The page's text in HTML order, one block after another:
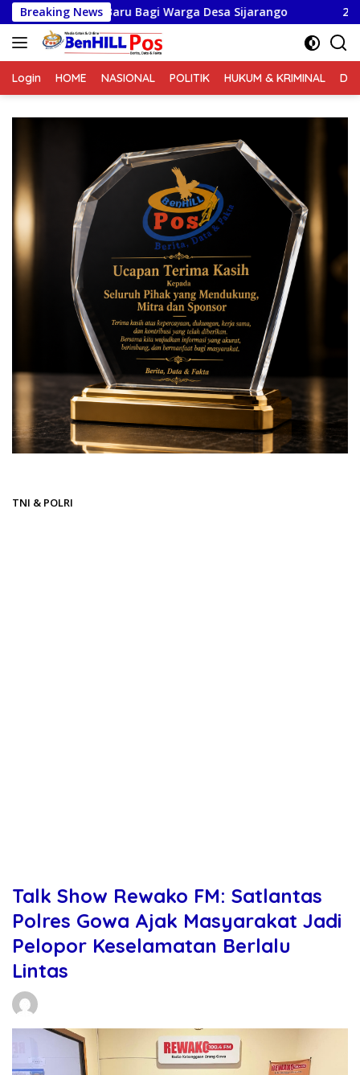
Langsung
ke
konten
Breaking News
Bagi Warga Desa Sijarango 2 Dari 5 Titik
Login HOME NASIONAL POLITIK HUKUM & KRIMINAL
TNI & POLRI
Talk Show Rewako FM: Satlantas
Polres Gowa Ajak Masyarakat Jadi
Pelopor Keselamatan Berlalu
Lintas